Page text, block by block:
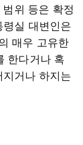
위 등은 확정
실 대변인은
매우 고유한
한다거나 혹
거나 하지는